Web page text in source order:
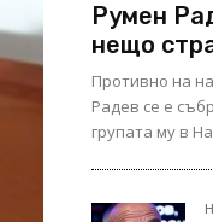
Румен
нещо
Противно на
Радев се е
групата му в